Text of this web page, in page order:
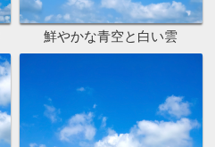
鮮やかな青空と白い雲